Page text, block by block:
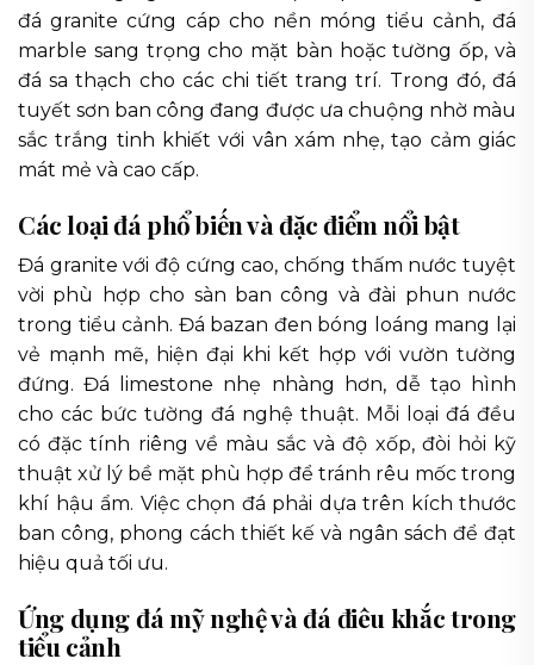
đá granite cứng cáp cho nền móng tiểu cảnh, đá
marble sang trọng cho mặt bàn hoặc tường ốp, và
đá sa thạch cho các chi tiết trang trí. Trong đó, đá
tuyết sơn ban công đang được ưa chuộng nhờ màu
sắc trắng tinh khiết với vân xám nhẹ, tạo cảm giác
mát mẻ và cao cấp.
Các loại đá phổ biến và đặc điểm nổi bật
Đá granite với độ cứng cao, chống thấm nước tuyệt
vời phù hợp cho sàn ban công và đài phun nước
trong tiểu cảnh. Đá bazan đen bóng loáng mang lại
vẻ mạnh mẽ, hiện đại khi kết hợp với vườn tường
đứng. Đá limestone nhẹ nhàng hơn, dễ tạo hình
cho các bức tường đá nghệ thuật. Mỗi loại đá đều
có đặc tính riêng về màu sắc và độ xốp, đòi hỏi kỹ
thuật xử lý bề mặt phù hợp để tránh rêu mốc trong
khí hậu ẩm. Việc chọn đá phải dựa trên kích thước
ban công, phong cách thiết kế và ngân sách để đạt
hiệu quả tối ưu.
Ứng dụng đá mỹ nghệ và đá điêu khắc trong
tiểu cảnh